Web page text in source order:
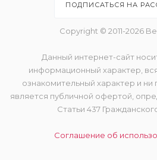
ПОДПИСАТЬСЯ НА
Copyright © 2011-2026
Данный интернет-сайт
информационный характер,
ознакомительный характер и ни
является публичной офертой,
Статьи 437
Соглашение об